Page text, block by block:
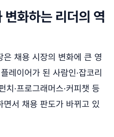
화하는 리더의 역
채용 시장의 변화에 큰 영
레이어가 된 사람인·잡코리
치·프로그래머스·커피챗 등
서 채용 판도가 바뀌고 있